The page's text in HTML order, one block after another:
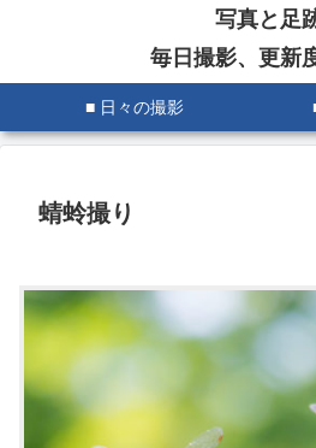
写真と足
毎日撮影、更新
■ 日々の撮影
蜻蛉撮り